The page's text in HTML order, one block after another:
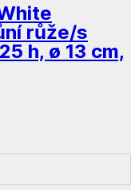
růže/s
h, ø 13 cm,